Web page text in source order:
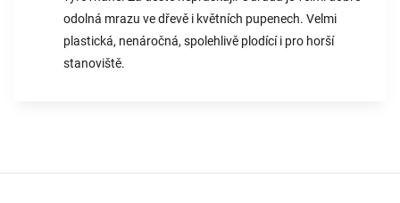
odolná mrazu ve dřevě i květních pupenech. Velmi
plastická, nenáročná, spolehlivě plodící i pro horší
stanoviště.